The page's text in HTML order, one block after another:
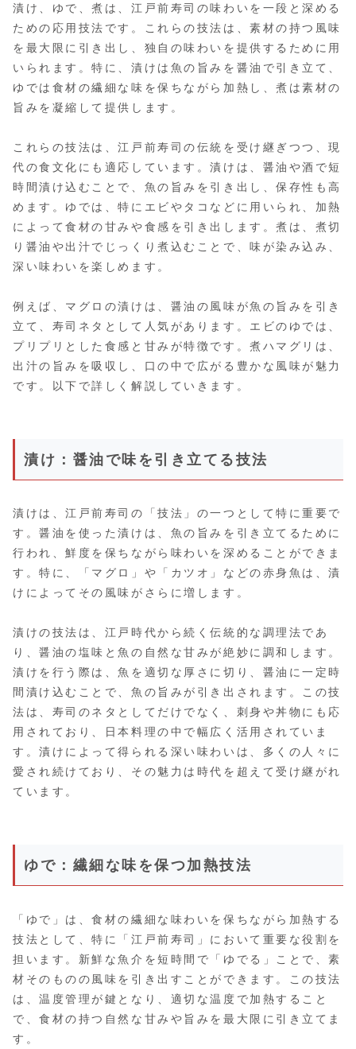
漬け、ゆで、煮は、江戸前寿司の味わいを一段と深める
ための応用技法です。これらの技法は、素材の持つ風味
を最大限に引き出し、独自の味わいを提供するために用
いられます。特に、漬けは魚の旨みを醤油で引き立て、
ゆでは食材の繊細な味を保ちながら加熱し、煮は素材の
旨みを凝縮して提供します。
これらの技法は、江戸前寿司の伝統を受け継ぎつつ、現
代の食文化にも適応しています。漬けは、醤油や酒で短
時間漬け込むことで、魚の旨みを引き出し、保存性も高
めます。ゆでは、特にエビやタコなどに用いられ、加熱
によって食材の甘みや食感を引き出します。煮は、煮切
り醤油や出汁でじっくり煮込むことで、味が染み込み、
深い味わいを楽しめます。
例えば、マグロの漬けは、醤油の風味が魚の旨みを引き
立て、寿司ネタとして人気があります。エビのゆでは、
プリプリとした食感と甘みが特徴です。煮ハマグリは、
出汁の旨みを吸収し、口の中で広がる豊かな風味が魅力
です。以下で詳しく解説していきます。
漬け：醤油で味を引き立てる技法
漬けは、江戸前寿司の「技法」の一つとして特に重要で
す。醤油を使った漬けは、魚の旨みを引き立てるために
行われ、鮮度を保ちながら味わいを深めることができま
す。特に、「マグロ」や「カツオ」などの赤身魚は、漬
けによってその風味がさらに増します。
漬けの技法は、江戸時代から続く伝統的な調理法であ
り、醤油の塩味と魚の自然な甘みが絶妙に調和します。
漬けを行う際は、魚を適切な厚さに切り、醤油に一定時
間漬け込むことで、魚の旨みが引き出されます。この技
法は、寿司のネタとしてだけでなく、刺身や丼物にも応
用されており、日本料理の中で幅広く活用されていま
す。漬けによって得られる深い味わいは、多くの人々に
愛され続けており、その魅力は時代を超えて受け継がれ
ています。
ゆで：繊細な味を保つ加熱技法
「ゆで」は、食材の繊細な味わいを保ちながら加熱する
技法として、特に「江戸前寿司」において重要な役割を
担います。新鮮な魚介を短時間で「ゆでる」ことで、素
材そのものの風味を引き出すことができます。この技法
は、温度管理が鍵となり、適切な温度で加熱すること
で、食材の持つ自然な甘みや旨みを最大限に引き立てま
す。